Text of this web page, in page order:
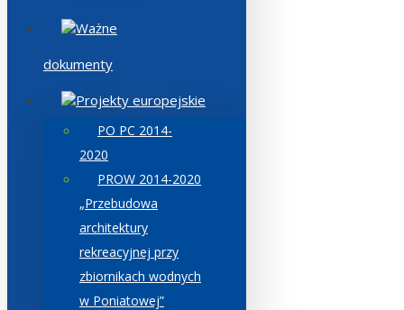
Ważne
dokumenty
Projekty europejskie
PO PC 2014-
2020
PROW 2014-2020
„Przebudowa
architektury
rekreacyjnej przy
zbiornikach wodnych
w Poniatowej”